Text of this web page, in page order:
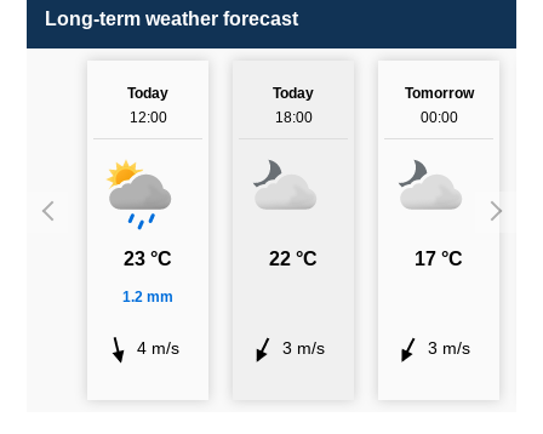
Long-term weather forecast
Today
12:00
23 °C
1.2 mm
4 m/s
Today
18:00
22 °C
3 m/s
Tomorrow
00:00
17 °C
3 m/s